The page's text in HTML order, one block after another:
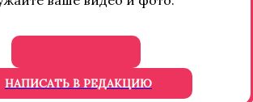
НАПИСАТЬ В РЕДАКЦИЮ